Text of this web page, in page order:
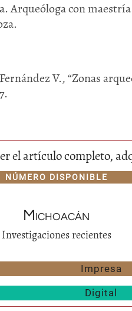
Arqueóloga con
V., “Zonas
el artículo completo,
NÚMERO DISPONIBLE
Michoacán
Investigaciones recientes
Impresa
Digital